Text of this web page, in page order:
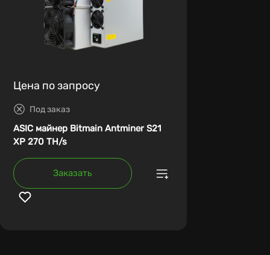
Цена по запросу
Под заказ
ASIC майнер Bitmain Antminer S21
XP 270 TH/s
Заказать